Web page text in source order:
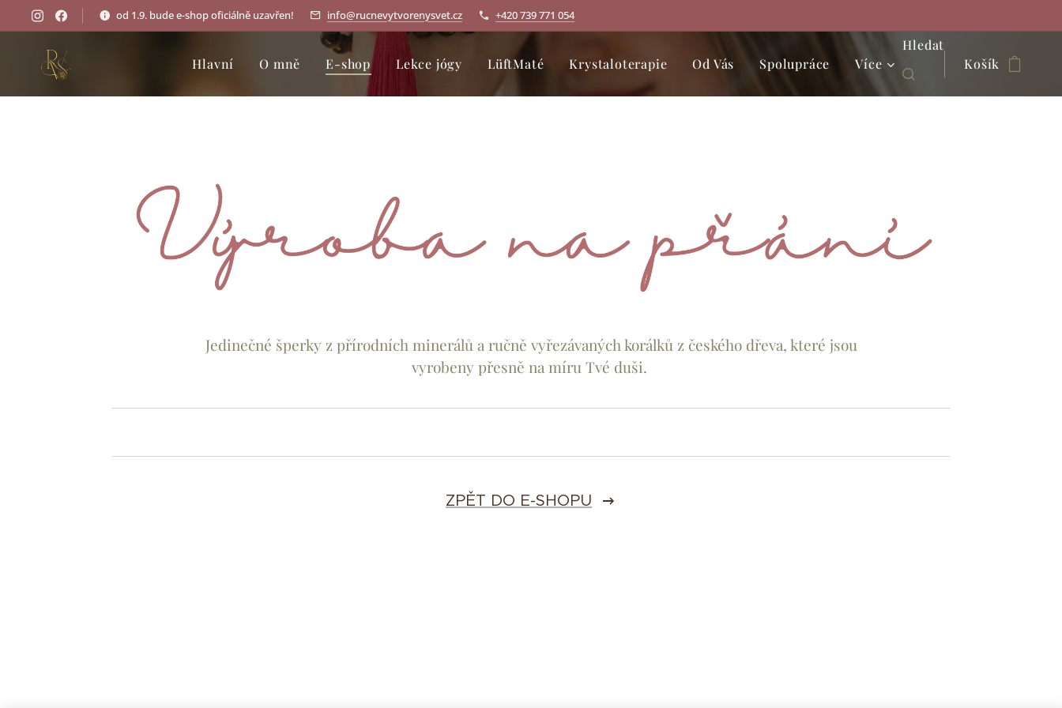
od 1.9. bude e-shop oficiálně uzavřen! info@rucnevytvorenysvet.cz +420 739 771 054
Hlavní O mně E-shop Lekce jógy LüftMaté Krystaloterapie Od Vás Spolupráce Více
Hledat
Košík
Jedinečné šperky z přírodních minerálů a ručně vyřezávaných korálků z českého dřeva, které jsou
vyrobeny přesně na míru Tvé duši.
ZPĚT DO E-SHOPU